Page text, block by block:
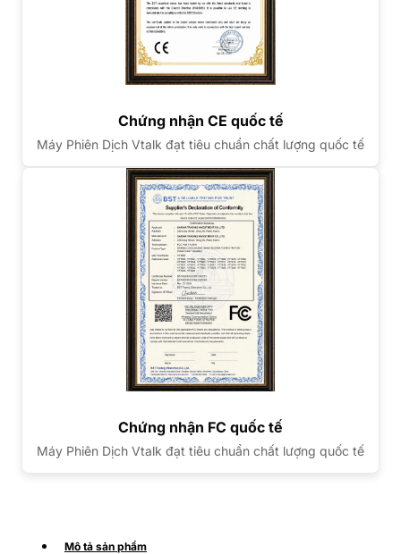
Chứng nhận CE quốc tế
Máy Phiên Dịch Vtalk đạt tiêu chuẩn chất lượng quốc tế
Chứng nhận FC quốc tế
Máy Phiên Dịch Vtalk đạt tiêu chuẩn chất lượng quốc tế
Mô tả sản phẩm